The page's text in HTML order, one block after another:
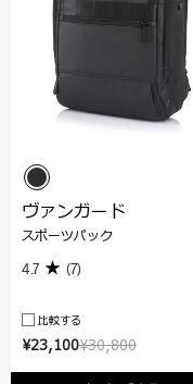
¥30,800
¥23,100
ヴァンガード
スポーツパック
4.7 (7)
比較する